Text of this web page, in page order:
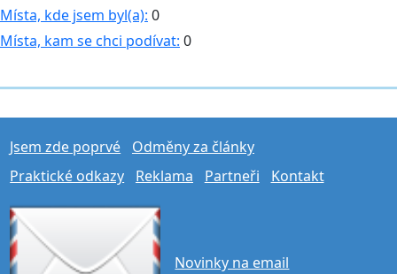
Místa, kde jsem byl(a): 0
Místa, kam se chci podívat: 0
Jsem zde poprvé
Odměny za články
Praktické odkazy
Reklama Partneři Kontakt
Novinky na email